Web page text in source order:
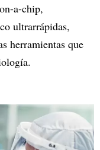
a-chip,
ultrarrápidas,
herramientas que